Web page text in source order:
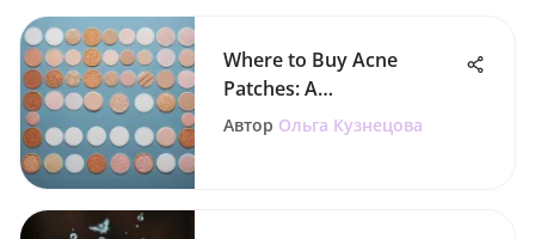
Where to Buy Acne
Patches: A
Comprehensive Guide
Автор Ольга Кузнецова